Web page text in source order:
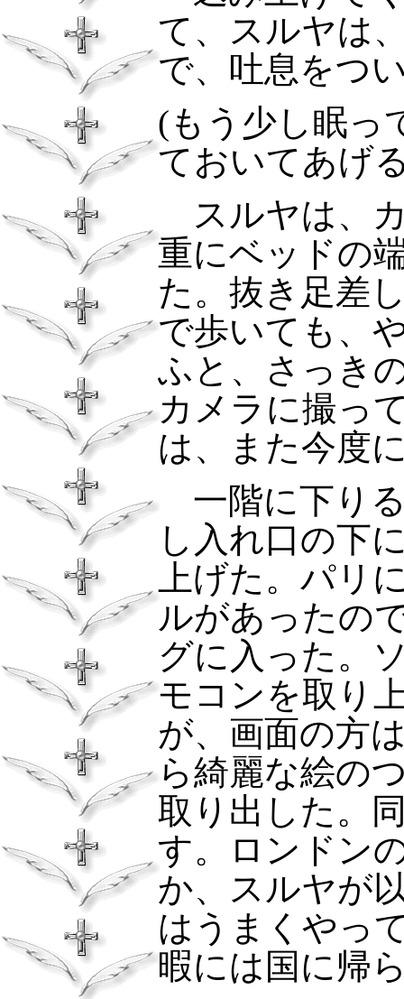
て、スルヤは
で、吐息をつ
(もう少し眠っ
ておいてあげ
スルヤは、
重にベッドの
た。抜き足差
で歩いても、
ふと、さっき
カメラに撮っ
は、また今度
一階に下り
し入れ口の下
上げた。パリ
ルがあったの
グに入った。
モコンを取り
が、画面の方
ら綺麗な絵の
取り出した。
す。ロンドン
か、スルヤが
はうまくやっ
暇には国に帰